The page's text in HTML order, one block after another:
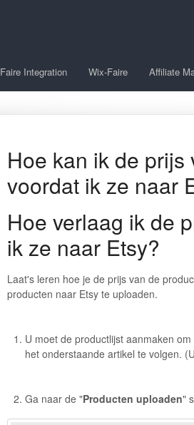
Faire Integration Wix-Faire Affiliate
Hoe kan ik de
voordat ik ze naar
Hoe verlaag ik de
ik ze naar Etsy?
Laat's leren hoe je de prijs van de
producten naar Etsy te uploaden.
U moet de productlijst aanmaken
het onderstaande artikel te volgen.
Ga naar de "Producten uploaden"